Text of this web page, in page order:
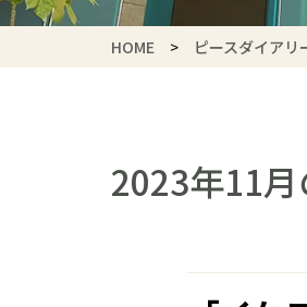
HOME ピースダイアリ
2023年11